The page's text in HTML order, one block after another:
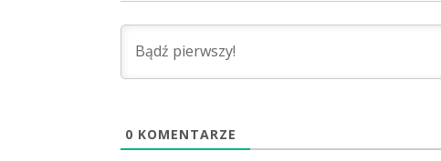
0 KOMENTARZE